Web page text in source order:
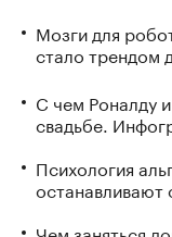
Мозги для
стало трендом
С чем Роналду
свадьбе.
Психология
останавливают